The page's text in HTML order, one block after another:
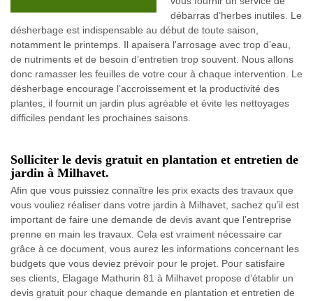
débarras d’herbes inutiles. Le
désherbage est indispensable au début de toute saison,
notamment le printemps. Il apaisera l'arrosage avec trop d’eau,
de nutriments et de besoin d’entretien trop souvent. Nous allons
donc ramasser les feuilles de votre cour à chaque intervention. Le
désherbage encourage l’accroissement et la productivité des
plantes, il fournit un jardin plus agréable et évite les nettoyages
difficiles pendant les prochaines saisons.
Solliciter le devis gratuit en plantation et entretien de
jardin à Milhavet.
Afin que vous puissiez connaître les prix exacts des travaux que
vous vouliez réaliser dans votre jardin à Milhavet, sachez qu’il est
important de faire une demande de devis avant que l’entreprise
prenne en main les travaux. Cela est vraiment nécessaire car
grâce à ce document, vous aurez les informations concernant les
budgets que vous deviez prévoir pour le projet. Pour satisfaire
ses clients, Elagage Mathurin 81 à Milhavet propose d’établir un
devis gratuit pour chaque demande en plantation et entretien de